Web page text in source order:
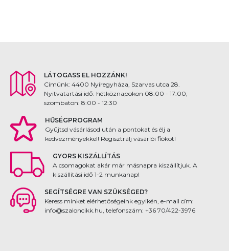
LÁTOGASS EL HOZZÁNK!
Címünk: 4400 Nyíregyháza, Szarvas utca 28.
Nyitvatartási idő: hétköznapokon 08:00 - 17:00,
szombaton: 8:00 - 12:30
HŰSÉGPROGRAM
Gyűjtsd vásárlásod után a pontokat és élj a
kedvezményekkel! Regisztrálj vásárlói fiókot!
GYORS KISZÁLLÍTÁS
A csomagokat akár már másnapra kiszállítjuk. A
kiszállítási idő 1-2 munkanap!
SEGÍTSÉGRE VAN SZÜKSÉGED?
Keress minket elérhetőségeink egyikén, e-mail cím:
info@szaloncikk.hu, telefonszám: +36 70/422-3976